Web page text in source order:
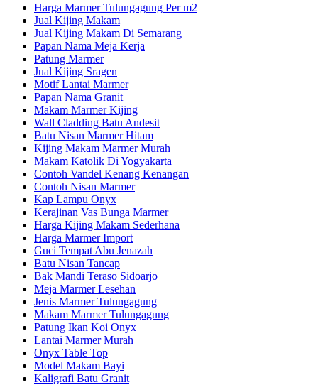
Harga Marmer Tulungagung Per m2
Jual Kijing Makam
Jual Kijing Makam Di Semarang
Papan Nama Meja Kerja
Patung Marmer
Jual Kijing Sragen
Motif Lantai Marmer
Papan Nama Granit
Makam Marmer Kijing
Wall Cladding Batu Andesit
Batu Nisan Marmer Hitam
Kijing Makam Marmer Murah
Makam Katolik Di Yogyakarta
Contoh Vandel Kenang Kenangan
Contoh Nisan Marmer
Kap Lampu Onyx
Kerajinan Vas Bunga Marmer
Harga Kijing Makam Sederhana
Harga Marmer Import
Guci Tempat Abu Jenazah
Batu Nisan Tancap
Bak Mandi Teraso Sidoarjo
Meja Marmer Lesehan
Jenis Marmer Tulungagung
Makam Marmer Tulungagung
Patung Ikan Koi Onyx
Lantai Marmer Murah
Onyx Table Top
Model Makam Bayi
Kaligrafi Batu Granit